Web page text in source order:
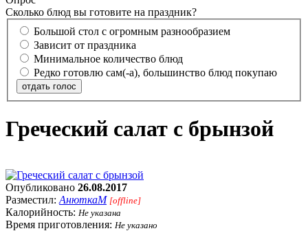
Сколько блюд вы готовите на праздник?
Большой стол с огромным разнообразием
Зависит от праздника
Минимальное количество блюд
Редко готовлю сам(-а), большинство блюд покупаю
отдать голос
Греческий салат с брынзой
Опубликовано 26.08.2017
Разместил: АнюткаM [offline]
Калорийность: Не указана
Время приготовления: Не указано